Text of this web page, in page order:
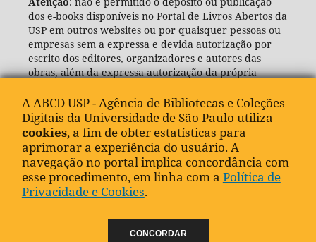
dos e-books disponíveis no Portal de Livros Abertos da
USP em outros websites ou por quaisquer pessoas ou
empresas sem a expressa e devida autorização por
escrito dos editores, organizadores e autores das
obras, além da expressa autorização da própria
(ABCD-USP).
A ABCD USP - Agência de Bibliotecas e Coleções
Digitais da Universidade de São Paulo utiliza
cookies, a fim de obter estatísticas para
aprimorar a experiência do usuário. A
navegação no portal implica concordância com
esse procedimento, em linha com a Política de
Privacidade e Cookies.
CONCORDAR